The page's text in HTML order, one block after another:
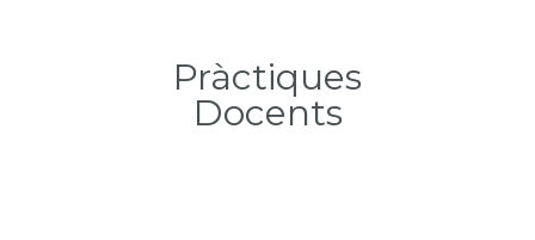
Pràctiques
Docents